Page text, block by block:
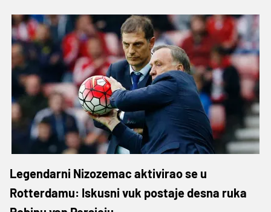
Legendarni Nizozemac aktivirao se u
Rotterdamu: Iskusni vuk postaje desna ruka